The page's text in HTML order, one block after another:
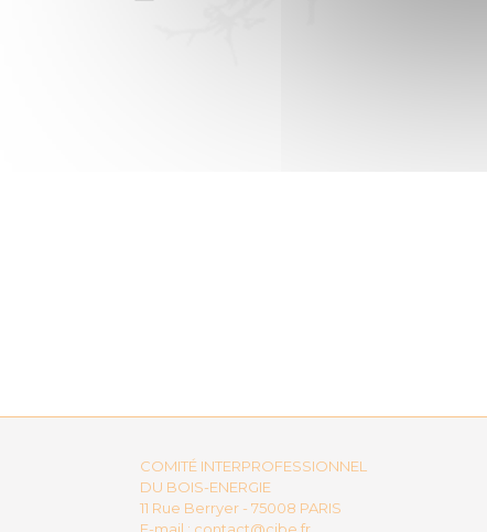
COMITÉ INTERPROFESSIONNEL
DU BOIS-ENERGIE
11 Rue Berryer - 75008 PARIS